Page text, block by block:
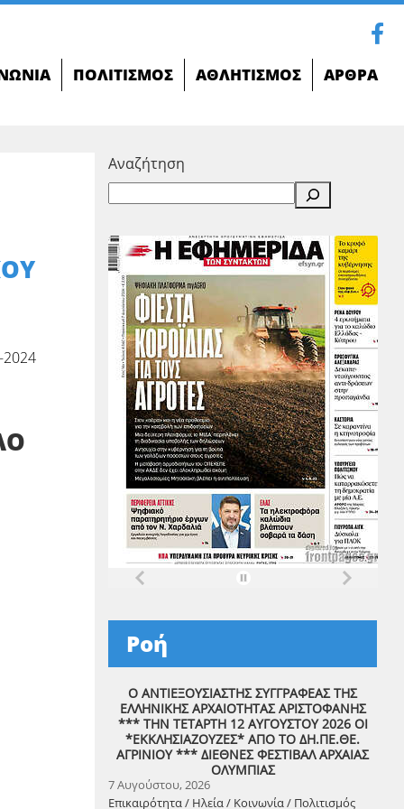
ΠΟΛΙΤΙΣΜΌΣ ΑΘΛΗΤΙΣΜΌΣ ΆΡΘΡΑ
2024
Αναζήτηση
Ροή
Ο ΑΝΤΙΕΞΟΥΣΙΑΣΤΗΣ ΣΥΓΓΡΑΦΕΑΣ ΤΗΣ
ΕΛΛΗΝΙΚΗΣ ΑΡΧΑΙΟΤΗΤΑΣ ΑΡΙΣΤΟΦΑΝΗΣ
*** ΤΗΝ ΤΕΤΑΡΤΗ 12 ΑΥΓΟΥΣΤΟΥ 2026 ΟΙ
*ΕΚΚΛΗΣΙΑΖΟΥΖΕΣ* ΑΠΟ ΤΟ ΔΗ.ΠΕ.ΘΕ.
ΑΓΡΙΝΙΟΥ *** ΔΙΕΘΝΕΣ ΦΕΣΤΙΒΑΛ ΑΡΧΑΙΑΣ
ΟΛΥΜΠΙΑΣ
7 Αυγούστου, 2026
Επικαιρότητα / Ηλεία / Κοινωνία / Πολιτισμός